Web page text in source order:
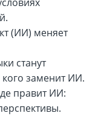
(ИИ) меняет
станут
заменит ИИ.
правит ИИ: